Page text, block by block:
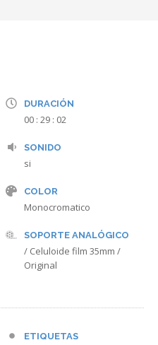
DURACIÓN
00 : 29 : 02
SONIDO
si
COLOR
Monocromatico
SOPORTE ANALÓGICO
/ Celuloide film 35mm /
Original
ETIQUETAS